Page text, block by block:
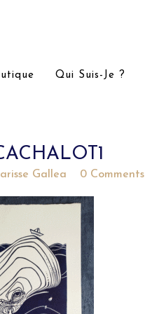
Qui Suis-Je ?
Gallea 0 Comments